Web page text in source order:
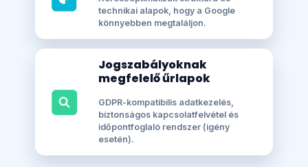
technikai alapok, hogy a Google
könnyebben megtaláljon.
Jogszabályoknak
megfelelő űrlapok
GDPR-kompatibilis adatkezelés,
biztonságos kapcsolatfelvétel és
időpontfoglaló rendszer (igény
esetén).